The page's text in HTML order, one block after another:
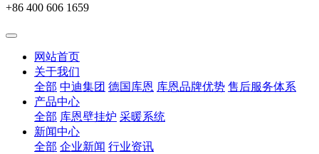
+86 400 606 1659
网站首页
关于我们
全部 中迪集团 德国库恩 库恩品牌优势 售后服务体系
产品中心
全部 库恩壁挂炉 采暖系统
新闻中心
全部 企业新闻 行业资讯